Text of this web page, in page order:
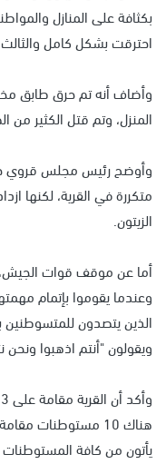
احترقت بشكل كامل
وأضاف أنه تم حرق طابق
المنزل، وتم قتل الكثير من
وأوضح رئيس مجلس قروي
متكررة في القرية،
الزيتون.
أما عن موقف قوات
وعندما يقوموا بإتمام
الذين يتصدون للمتسوطنين
ويقولون "أنتم اذهبوا
هناك 10 مستوطنات
يأتون من كافة